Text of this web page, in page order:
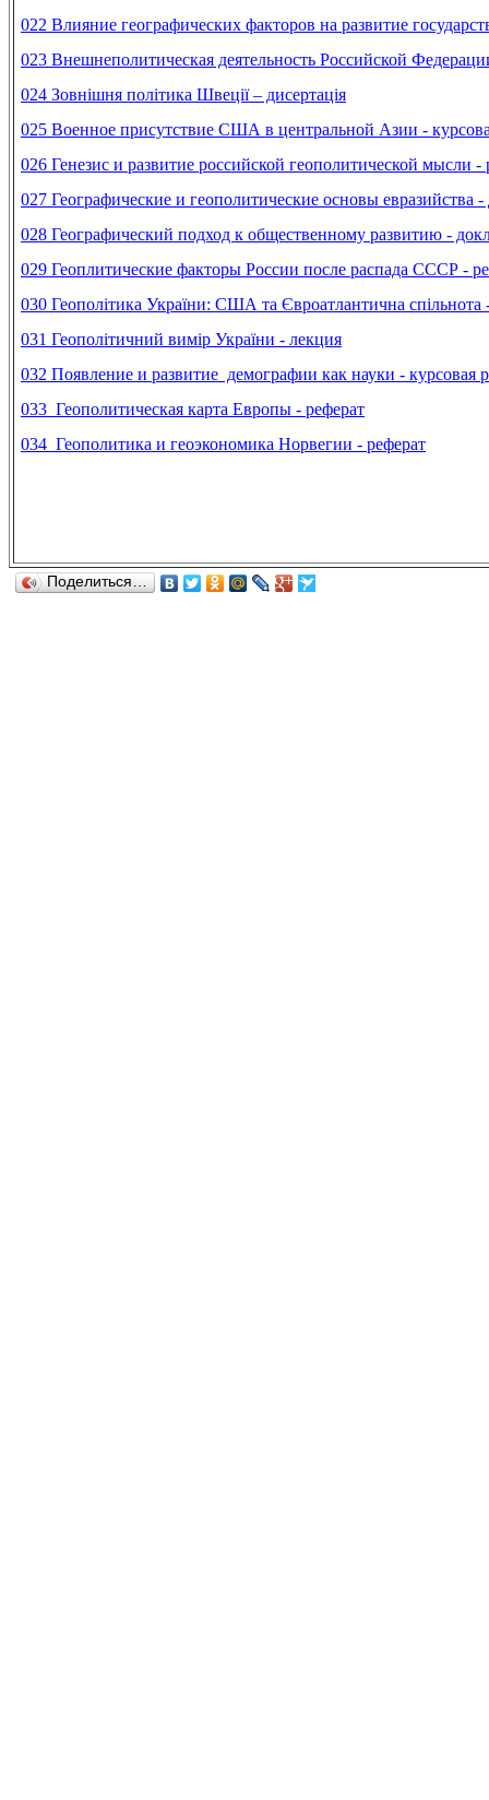
022 Влияние географических факторов на развитие
023 Внешнеполитическая деятельность Российской
024 Зовнішня політика Швеції – дисертація
025 Военное присутствие США в центральной Азии -
026 Генезис и развитие российской геополитической мысли -
027 Географические и геополитические основы евразийства -
028 Географический подход к общественному развитию -
029 Геоплитические факторы России после распада СССР -
030 Геополітика України: США та Євроатлантична спільнота
031 Геополітичний вимір України - лекция
032 Появление и развитие демографии как науки - курсовая
033 Геополитическая карта Европы - реферат
034 Геополитика и геоэкономика Норвегии - реферат
Поделиться…